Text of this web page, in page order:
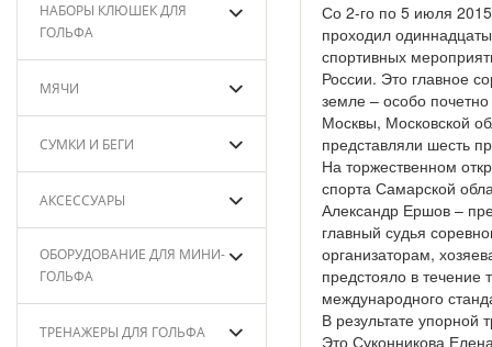
НАБОРЫ КЛЮШЕК ДЛЯ
ГОЛЬФА
МЯЧИ
СУМКИ И БЕГИ
АКСЕССУАРЫ
ОБОРУДОВАНИЕ ДЛЯ МИНИ-
ГОЛЬФА
ТРЕНАЖЕРЫ ДЛЯ ГОЛЬФА
Со 2-го по 5 июля
проходил
спортивных
России. Это главное
земле – особо
Москвы, Московской
представляли шесть
На торжественном
спорта Самарской
Александр Ершов –
главный судья
организаторам,
предстояло в
международного
В результате упорной
Это Суконникова